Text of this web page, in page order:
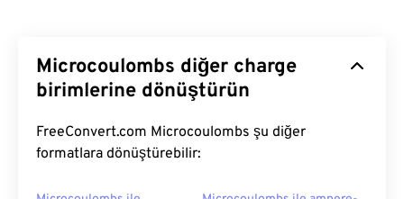
Microcoulombs diğer charge
birimlerine dönüştürün
FreeConvert.com Microcoulombs şu diğer
formatlara dönüştürebilir: